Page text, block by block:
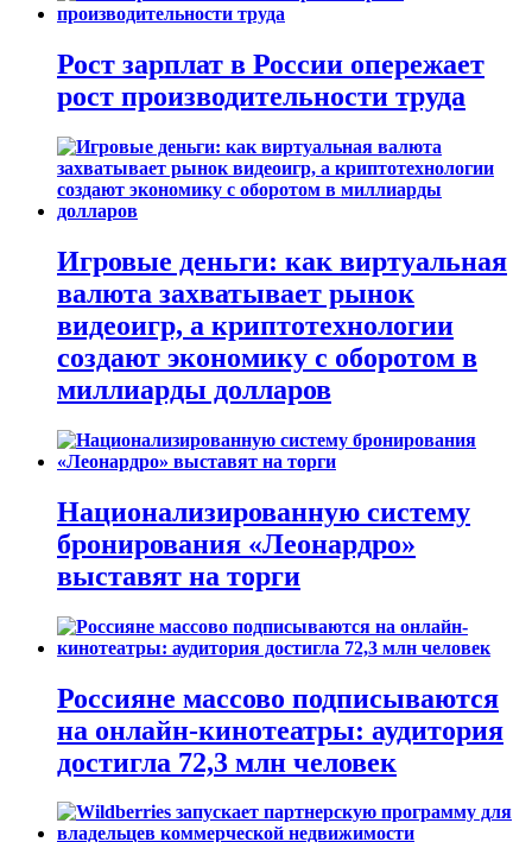
Рост зарплат в России опережает
рост производительности труда
Игровые деньги: как виртуальная
валюта захватывает рынок
видеоигр, а криптотехнологии
создают экономику с оборотом в
миллиарды долларов
Национализированную систему
бронирования «Леонардро»
выставят на торги
Россияне массово подписываются
на онлайн-кинотеатры: аудитория
достигла 72,3 млн человек